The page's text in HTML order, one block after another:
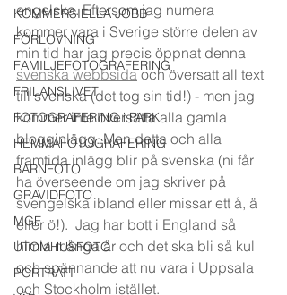
KOMMERSIELLA JOBB
FÖRLOVNING
FAMILJEFOTOGRAFERING
FRILANSLIVET
FOTOGRAFERING i PARK
HEMMAFOTOGRAFERING
BARNFOTO
GRAVIDFOTO
MGF
UTOMHUSFOTO
PORTRÄTT
engelska. Eftersom jag numera
kommer vara i Sverige större delen av
min tid har jag precis öppnat denna
svenska webbsida och översatt all text
till svenska (det tog sin tid!) - men jag
kommer inte översätta alla gamla
blogginlägg. Men detta och alla
framtida inlägg blir på svenska (ni får
ha överseende om jag skriver på
svengelska ibland eller missar ett å, ä
eller ö!).  Jag har bott i England så
himla många år och det ska bli så kul
och spännande att nu vara i Uppsala
och Stockholm istället.